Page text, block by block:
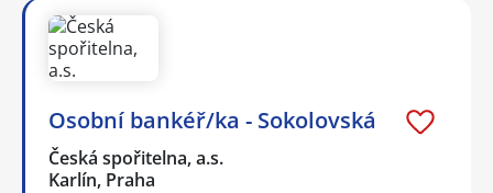
Osobní bankéř/ka - Sokolovská
Česká spořitelna, a.s.
Karlín, Praha